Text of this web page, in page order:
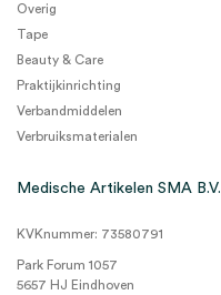
Overig
Tape
Beauty & Care
Praktijkinrichting
Verbandmiddelen
Verbruiksmaterialen
Medische Artikelen SMA B.V.
KVKnummer: 73580791
Park Forum 1057
5657 HJ Eindhoven